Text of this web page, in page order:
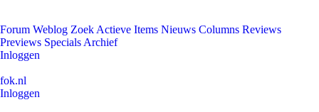
Forum Weblog Zoek Actieve Items Nieuws Columns Reviews
Previews Specials Archief
Inloggen
fok.nl
Inloggen